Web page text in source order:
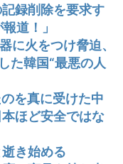
録削除を要求す
道！」
に火をつけ脅迫、
た韓国“最悪の人
を真に受けた中
ほど安全ではな
き始める